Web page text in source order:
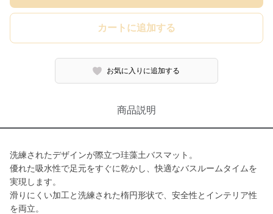
カートに追加する
お気に入りに追加する
商品説明
洗練されたデザインが際立つ珪藻土バスマット。
優れた吸水性で足元をすぐに乾かし、快適なバスルームタイムを
実現します。
滑りにくい加工と洗練された楕円形状で、安全性とインテリア性
を両立。